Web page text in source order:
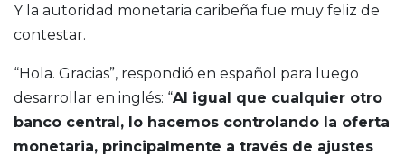
Y la autoridad monetaria caribeña fue muy feliz de
contestar.
“Hola. Gracias”, respondió en español para luego
desarrollar en inglés: “Al igual que cualquier otro
banco central, lo hacemos controlando la oferta
monetaria, principalmente a través de ajustes